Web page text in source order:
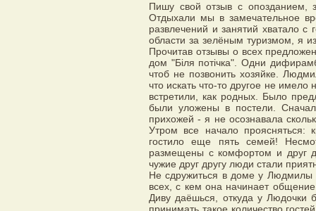
Пишу свой отзыв с
Отдыхали мы в замечательное
развлечений и занятий хватало с
области за зелёным туризмом, я
Прочитав отзывы о всех
дом "Бiля потiчка". Одни
чтоб не позвонить хозяйке.
что искать что-то другое не
встретили, как родных. Было
были уложены в постели.
прихожей - я не осознавала
Утром все начало
гостило еще пять семей!
размещены с комфортом и друг
чужие друг другу люди стали
Не сдружиться в доме у Людмилы
всех, с кем она начинает
Диву даёшься, откуда у Людочки